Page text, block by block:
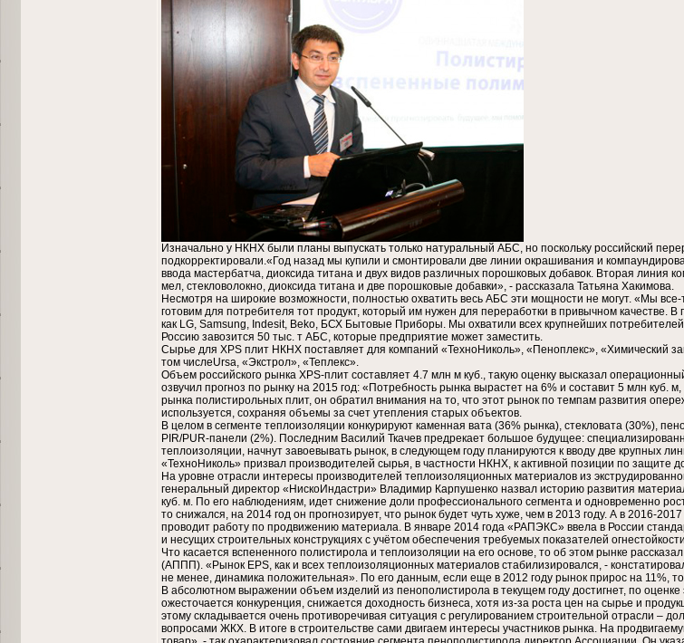
Изначально у НКНХ были планы выпускать только натуральный АБС, но поскольку российский
подкорректировали.«Год назад мы купили и смонтировали две линии окрашивания и
ввода мастербатча, диоксида титана и двух видов различных порошковых добавок. Вторая линия
мел, стекловолокно, диоксида титана и две порошковые добавки», - рассказала Татьяна Хакимова.
Несмотря на широкие возможности, полностью охватить весь АБС эти мощности не могут. «Мы
готовим для потребителя тот продукт, который им нужен для переработки в привычном качестве.
как LG, Samsung, Indesit, Beko, БСХ Бытовые Приборы. Мы охватили всех крупнейших
Россию завозится 50 тыс. т АБС, которые предприятие может заместить.
Сырье для XPS плит НКНХ поставляет для компаний «ТехноНиколь», «Пеноплекс», «Химический
том числеUrsa, «Экстрол», «Теплекс».
Объем российского рынка ХРS-плит составляет 4.7 млн м куб., такую оценку высказал
озвучил прогноз по рынку на 2015 год: «Потребность рынка вырастет на 6% и составит 5 млн
рынка полистирольных плит, он обратил внимания на то, что этот рынок по темпам развития
используется, сохраняя объемы за счет утепления старых объектов.
В целом в сегменте теплоизоляции конкурируют каменная вата (36% рынка), стекловата (30%),
PIR/PUR-панели (2%). Последним Василий Ткачев предрекает большое будущее:
теплоизоляции, начнут завоевывать рынок, в следующем году планируются к вводу две крупных
«ТехноНиколь» призвал производителей сырья, в частности НКНХ, к активной позиции по
На уровне отрасли интересы производителей теплоизоляционных материалов из
генеральный директор «НискоИндастри» Владимир Карпушенко назвал историю развития
куб. м. По его наблюдениям, идет снижение доли профессионального сегмента и одновременно
то снижался, на 2014 год он прогнозирует, что рынок будет чуть хуже, чем в 2013 году. А в 2016-
проводит работу по продвижению материала. В январе 2014 года «РАПЭКС» ввела в России
и несущих строительных конструкциях с учётом обеспечения требуемых показателей
Что касается вспененного полистирола и теплоизоляции на его основе, то об этом рынке
(АППП). «Рынок EPS, как и всех теплоизоляционных материалов стабилизировался, -
не менее, динамика положительная». По его данным, если еще в 2012 году рынок прирос на 11%,
В абсолютном выражении объем изделий из пенополистирола в текущем году достигнет, по
ожесточается конкуренция, снижается доходность бизнеса, хотя из-за роста цен на сырье и
этому складывается очень противоречивая ситуация с регулированием строительной отрасли –
вопросами ЖКХ. В итоге в строительстве сами двигаем интересы участников рынка. На